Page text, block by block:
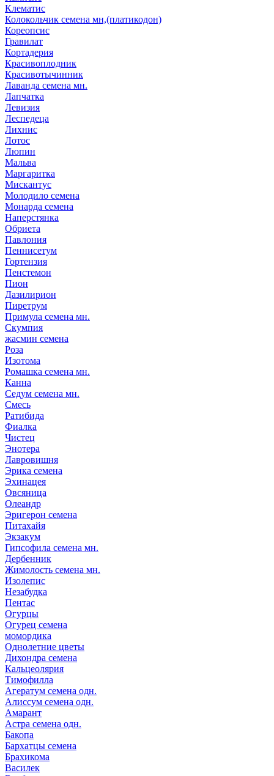
Клематис
Колокольчик семена мн,(платикодон)
Кореопсис
Гравилат
Кортадерия
Красивоплодник
Красивотычинник
Лаванда семена мн.
Лапчатка
Левизия
Леспедеца
Лихнис
Лотос
Люпин
Мальва
Маргаритка
Мискантус
Молодило семена
Монарда семена
Наперстянка
Обриета
Павлония
Пеннисетум
Гортензия
Пенстемон
Пион
Дазилирион
Пиретрум
Примула семена мн.
Скумпия
жасмин семена
Роза
Изотома
Ромашка семена мн.
Канна
Седум семена мн.
Смесь
Ратибида
Фиалка
Чистец
Энотера
Лавровишня
Эрика семена
Эхинацея
Овсяница
Олеандр
Эригерон семена
Питахайя
Экзакум
Гипсофила семена мн.
Дербенник
Жимолость семена мн.
Изолепис
Незабудка
Пентас
Огурцы
Огурец семена
момордика
Однолетние цветы
Дихондра семена
Кальцеолярия
Тимофилла
Агератум семена одн.
Алиссум семена одн.
Амарант
Астра семена одн.
Бакопа
Бархатцы семена
Брахикома
Василек